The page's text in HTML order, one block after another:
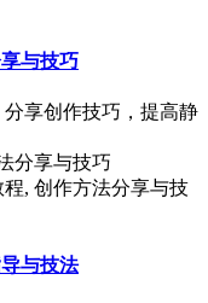
与技巧
享创作技巧，提高静
, 创作方法分享与技
与技法